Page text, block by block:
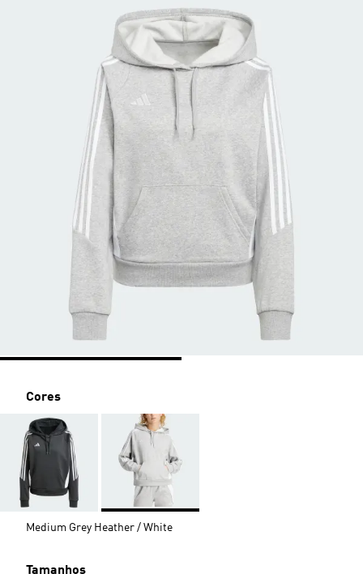
Cores
Medium Grey Heather / White
Tamanhos